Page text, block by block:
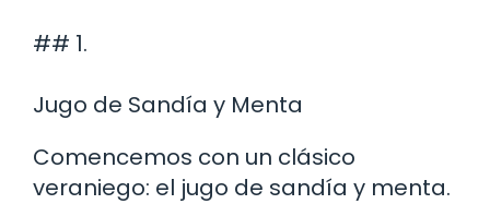
## 1.
Jugo de Sandía y Menta
Comencemos con un clásico
veraniego: el jugo de sandía y menta.